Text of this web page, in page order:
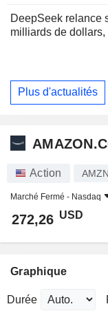
DeepSeek relance
milliards de
Plus d'actualités
Action AMZN
Marché Fermé - Nasdaq
272,26 USD
Graphique
Durée